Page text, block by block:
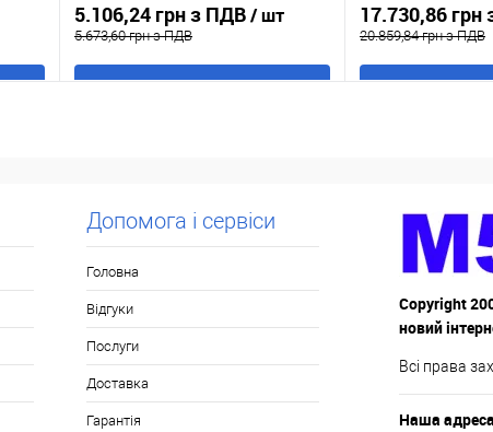
накладкою - хром блиск
5.106,24 грн з ПДВ/ шт
5.673,60 грн з ПДВ
У обране
В наявності
напрямних
17.730,86 грн
20.859,84 грн з ПДВ
У обране
Допомога і сервіси
Головна
Відгуки
Послуги
Доставка
Гарантія
Copyright
новий
Всі права
Наша